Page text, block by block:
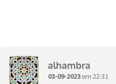
alhambra
03-09-2023 om 22:31